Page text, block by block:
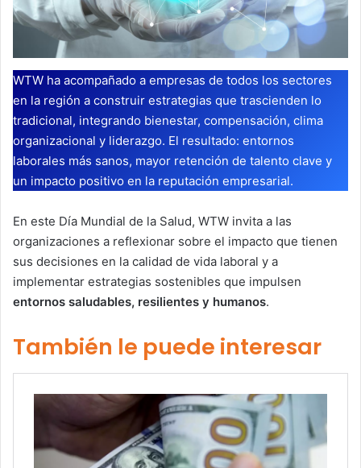
WTW ha acompañado a empresas de todos los sectores
en la región a construir estrategias que trascienden lo
tradicional, integrando bienestar, compensación, clima
organizacional y liderazgo. El resultado: entornos
laborales más sanos, mayor retención de talento clave y
un impacto positivo en la reputación empresarial.
En este Día Mundial de la Salud, WTW invita a las
organizaciones a reflexionar sobre el impacto que tienen
sus decisiones en la calidad de vida laboral y a
implementar estrategias sostenibles que impulsen
entornos saludables, resilientes y humanos.
También le puede interesar